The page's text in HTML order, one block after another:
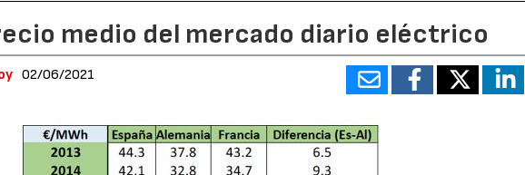
medio del mercado diario eléctrico
02/06/2021